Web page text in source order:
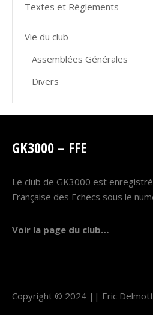
Textes et Règlements
Vie du club
Assemblées Générales
Divers
GK3000 – FFE
Le club de GK3000 est
Française des Echecs sous le
Voir la page du club…
Copyright © 2024 || Eric